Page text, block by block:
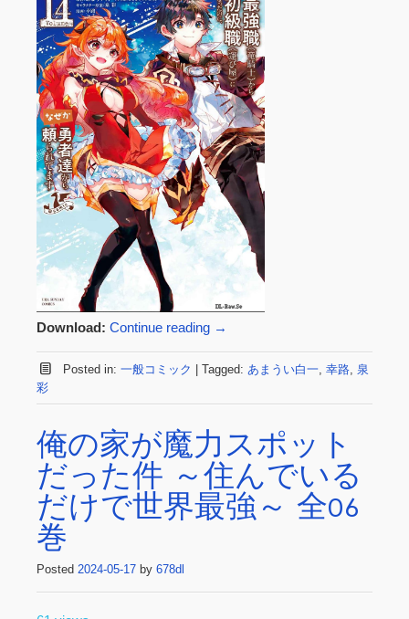
Download: Continue reading →
Posted in: 一般コミック Tagged: あまうい白一, 幸路, 泉
彩
俺の家が魔力スポット
だった件 ～住んでいる
だけで世界最強～ 全06
巻
Posted 2024-05-17 by 678dl